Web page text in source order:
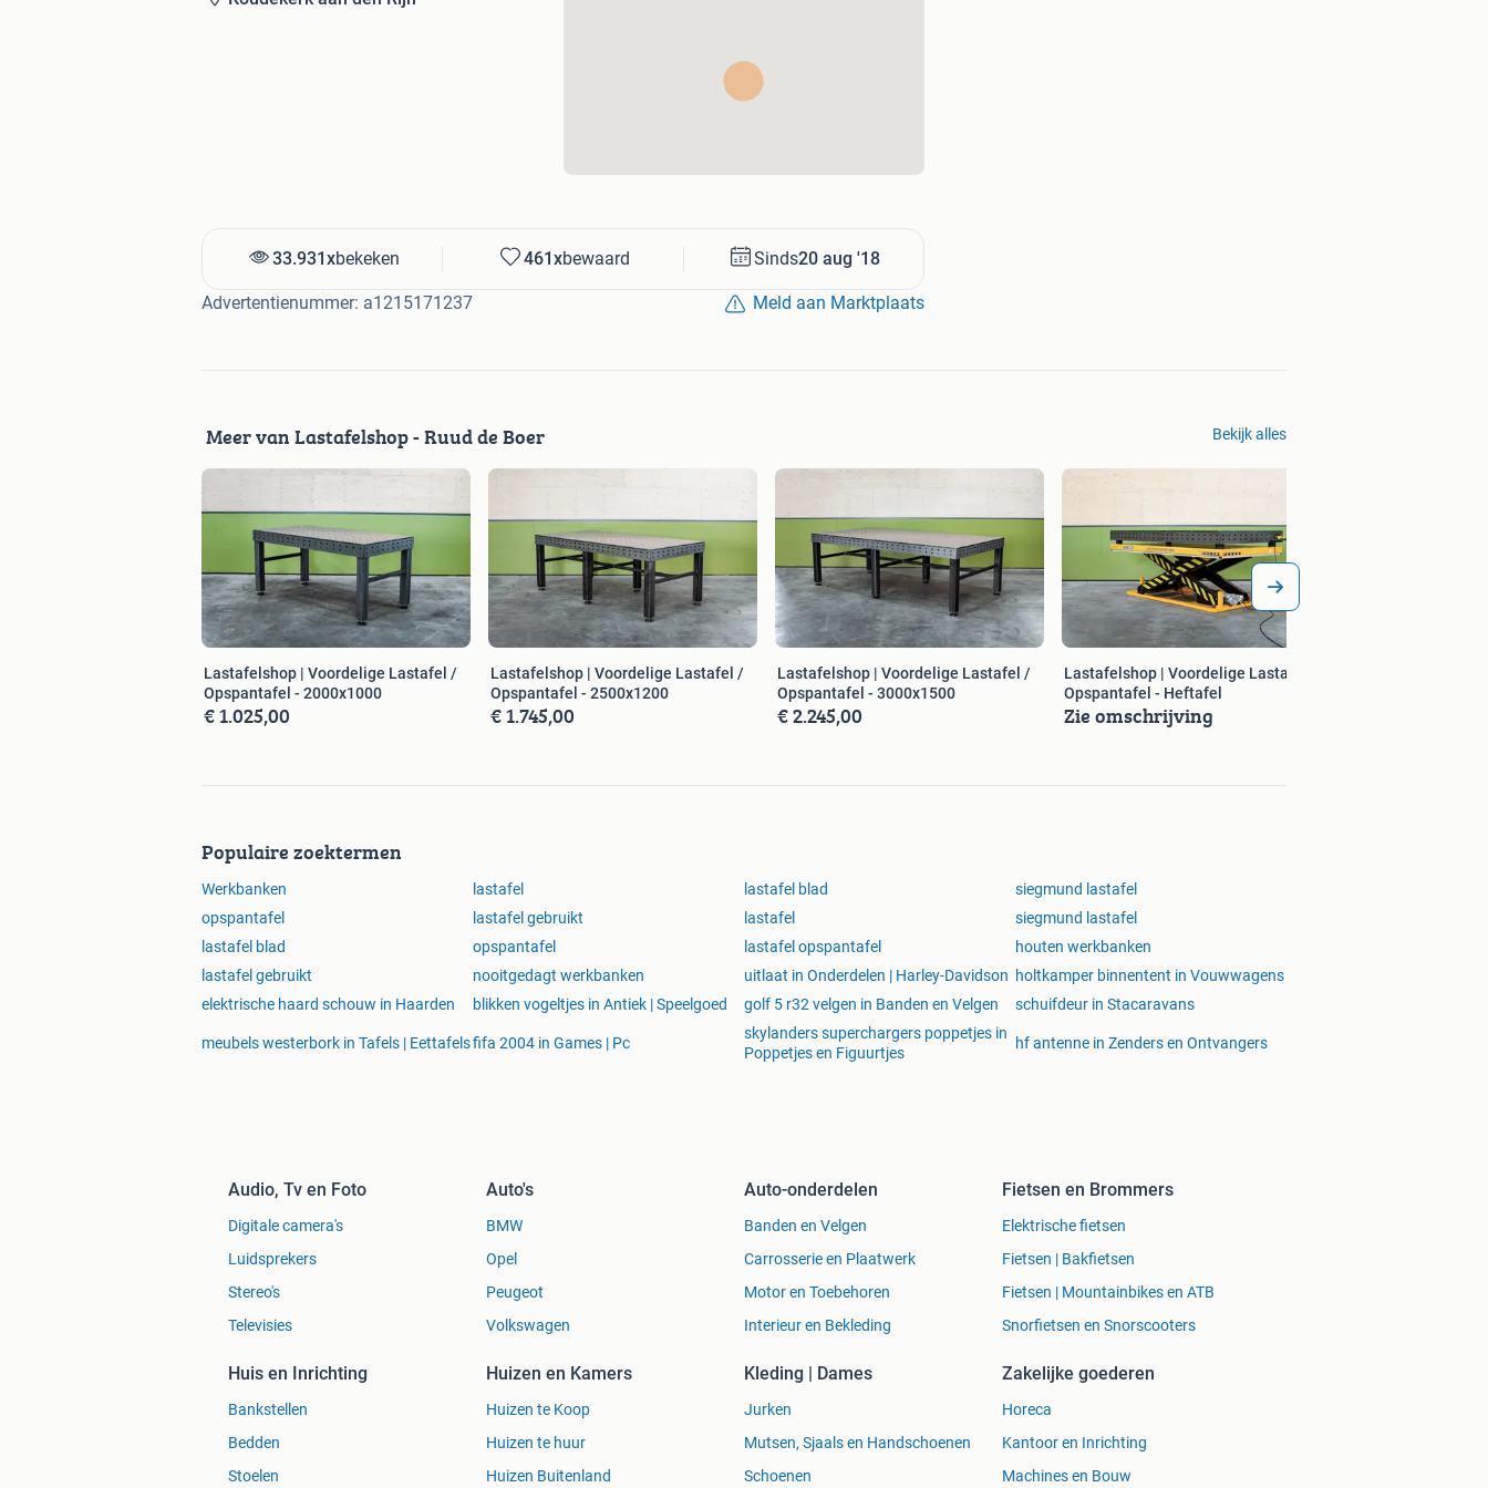
33.931xbekeken 461xbewaard Sinds20 aug '18
Advertentienummer: a1215171237 Meld aan Marktplaats
Meer van Lastafelshop - Ruud de Boer Bekijk alles
Lastafelshop | Voordelige Lastafel /
Opspantafel - 2000x1000
€ 1.025,00
Lastafelshop | Voordelige Lastafel /
Opspantafel - 2500x1200
€ 1.745,00
Lastafelshop | Voordelige Lastafel /
Opspantafel - 3000x1500
€ 2.245,00
Lastafelshop | Voordelige Lastafel /
Opspantafel - Heftafel
Zie omschrijving
Populaire zoektermen
Werkbanken lastafel lastafel blad
siegmund lastafel
opspantafel
lastafel gebruikt lastafel
siegmund lastafel
lastafel blad
opspantafel lastafel opspantafel
houten werkbanken
lastafel gebruikt
nooitgedagt werkbanken uitlaat in Onderdelen | Harley-Davidson holtkamper binnentent in Vouwwagens
elektrische haard schouw in Haarden
blikken vogeltjes in Antiek | Speelgoed golf 5 r32 velgen in Banden en Velgen schuifdeur in Stacaravans
meubels westerbork in Tafels | Eettafelsfifa 2004 in Games | Pc
skylanders superchargers poppetjes in
Poppetjes en Figuurtjes
hf antenne in Zenders en Ontvangers
Audio, Tv en Foto
Digitale camera's
Luidsprekers
Stereo's
Televisies
Auto's
BMW
Opel
Peugeot
Volkswagen
Auto-onderdelen
Banden en Velgen
Carrosserie en Plaatwerk
Motor en Toebehoren
Interieur en Bekleding
Fietsen en Brommers
Elektrische fietsen
Fietsen | Bakfietsen
Fietsen | Mountainbikes en ATB
Snorfietsen en Snorscooters
Huis en Inrichting
Bankstellen
Bedden
Stoelen
Huizen en Kamers
Huizen te Koop
Huizen te huur
Huizen Buitenland
Kleding | Dames
Jurken
Mutsen, Sjaals en Handschoenen
Schoenen
Zakelijke goederen
Horeca
Kantoor en Inrichting
Machines en Bouw